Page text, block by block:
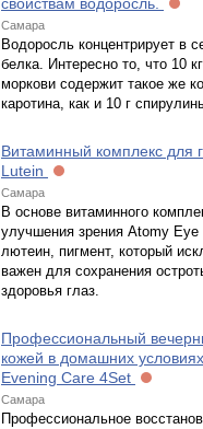
Самара
Водоросль концентрирует в
белка. Интересно то, что 10
моркови содержит такое же
каротина, как и 10 г
Витаминный комплекс для
Lutein
Самара
В основе витаминного
улучшения зрения Atomy
лютеин, пигмент, который
важен для сохранения
здоровья глаз.
Профессиональный
кожей в домашних
Evening Care 4Set
Самара
Профессиональное